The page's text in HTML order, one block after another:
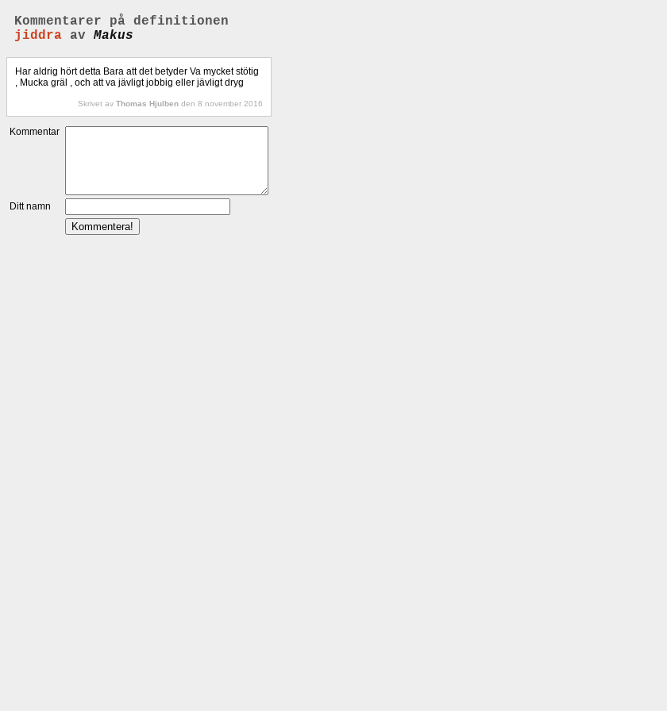
Kommentarer på definitionen
jiddra av Makus
Har aldrig hört detta Bara att det betyder Va mycket stötig
, Mucka gräl , och att va jävligt jobbig eller jävligt dryg
Skrivet av Thomas Hjulben den 8 november 2016
Kommentar
Ditt namn